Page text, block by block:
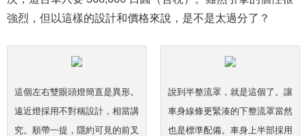
強烈，但以這樣的設計和價格來說，是不是太過分了？
這個左右雙眼頭燈簡直是異形。
遠近燈採用不對稱設計，相當講
究。順帶一提，隱約可見的前叉
說到半整流罩，就是這個了。讓
車身線條更緊湊的下整流罩當然
也是標準配備。車身上半部採用